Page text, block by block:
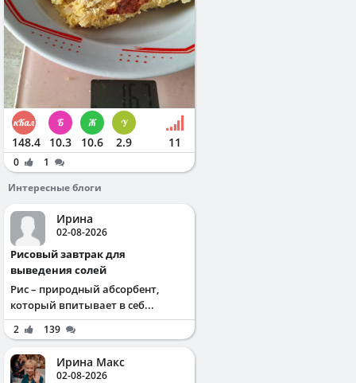
148.4 10.3 10.6 2.9 11
0
1
Интересные блоги
Ирина
02-08-2026
Рисовый завтрак для
выведения солей
Рис – природный абсорбент,
который впитывает в себ...
2 139
Ирина Макс
02-08-2026